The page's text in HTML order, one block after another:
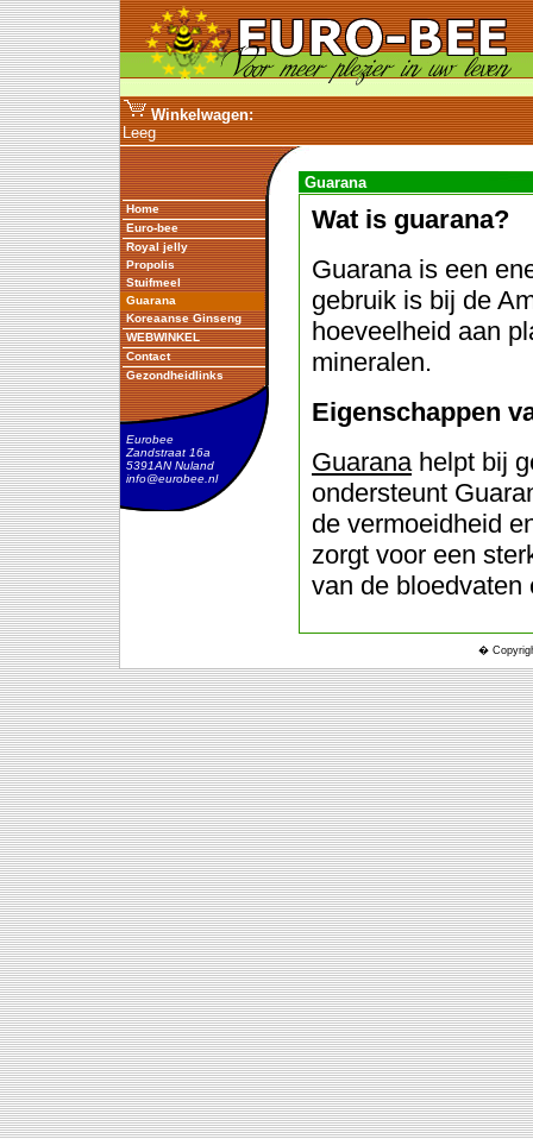
Winkelwagen:
Leeg
Home
Euro-bee
Royal jelly
Propolis
Stuifmeel
Guarana
Koreaanse Ginseng
WEBWINKEL
Contact
Gezondheidlinks
Eurobee
Zandstraat 16a
5391AN Nuland
info@eurobee.nl
Guarana
Wat is guarana?
Guarana is een
gebruik is bij de
hoeveelheid aan
mineralen.
Eigenschappen
Guaranahelpt bij
ondersteunt
de vermoeidheid
zorgt voor een
van de bloedvaten
�